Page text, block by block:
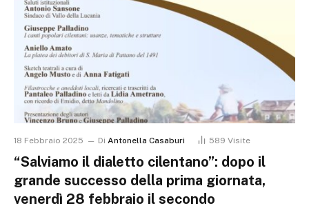
18 Febbraio 2025 Di Antonella Casaburi 589 Visite
“Salviamo il dialetto cilentano”: dopo il
grande successo della prima giornata,
venerdì 28 febbraio il secondo